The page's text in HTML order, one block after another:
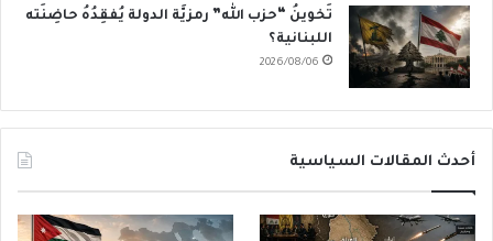
تَخوينُ “حزب الله” رمزيَّة الدولة يُفقِدُهُ حاضِنَته
اللبنانية؟
2026/08/06
أحدث المقالات السياسية